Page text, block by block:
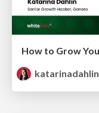
katarinadahlin